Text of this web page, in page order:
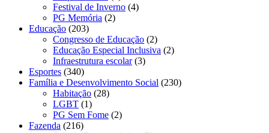
Festival de Inverno (4)
PG Memória (2)
Educação (203)
Congresso de Educação (2)
Educação Especial Inclusiva (2)
Infraestrutura escolar(3)
Esportes (340)
Família e Desenvolvimento Social (230)
Habitação (28)
LGBT (1)
PG Sem Fome (2)
Fazenda (216)